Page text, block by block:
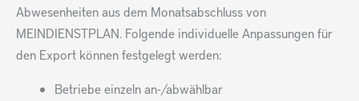
Abwesenheiten aus dem Monatsabschluss von
MEINDIENSTPLAN. Folgende individuelle Anpassungen für
den Export können festgelegt werden:
Betriebe einzeln an-/abwählbar